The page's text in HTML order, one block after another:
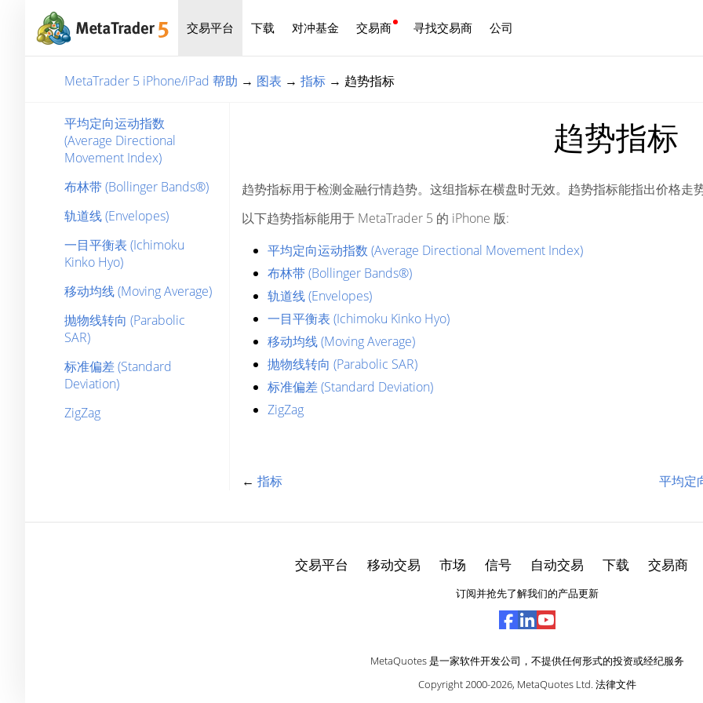
交易平台 下载 对冲基金 交易商 寻找交易商 公司
MetaTrader 5 iPhone/iPad 帮助 → 图表 → 指标 → 趋势指标
平均定向运动指数
(Average Directional
Movement Index)
布林带 (Bollinger Bands®)
轨道线 (Envelopes)
一目平衡表 (Ichimoku
Kinko Hyo)
移动均线 (Moving Average)
抛物线转向 (Parabolic
SAR)
标准偏差 (Standard
Deviation)
ZigZag
趋势指标
趋势指标用于检测金融行情趋势。这组指标在横盘时无效。趋势指标能指出价格走势
以下趋势指标能用于 MetaTrader 5 的 iPhone 版:
平均定向运动指数 (Average Directional Movement Index)
布林带 (Bollinger Bands®)
轨道线 (Envelopes)
一目平衡表 (Ichimoku Kinko Hyo)
移动均线 (Moving Average)
抛物线转向 (Parabolic SAR)
标准偏差 (Standard Deviation)
ZigZag
← 指标 平均定
交易平台 移动交易 市场 信号 自动交易 下载 交易商
订阅并抢先了解我们的产品更新
MetaQuotes 是一家软件开发公司，不提供任何形式的投资或经纪服务
Copyright 2000-2026, MetaQuotes Ltd. 法律文件